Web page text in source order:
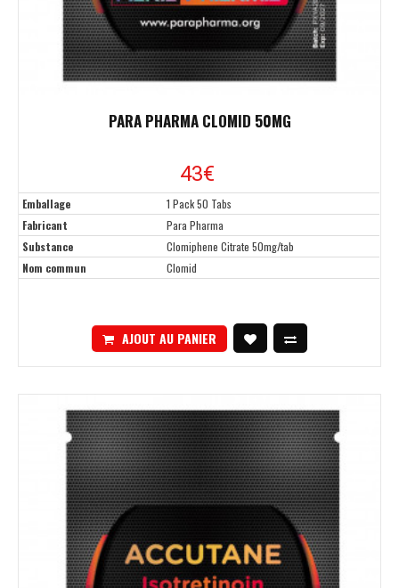
PARA PHARMA CLOMID 50MG
43€
Emballage
1 Pack 50 Tabs
Fabricant
Para Pharma
Substance
Clomiphene Citrate 50mg/tab
Nom commun
Clomid
AJOUT AU PANIER